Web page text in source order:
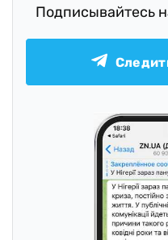
Подписывайтесь